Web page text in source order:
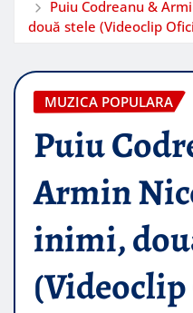
Puiu Codreanu &
două stele (Videoclip
MUZICA POPULARA
Puiu
Armin
inimi,